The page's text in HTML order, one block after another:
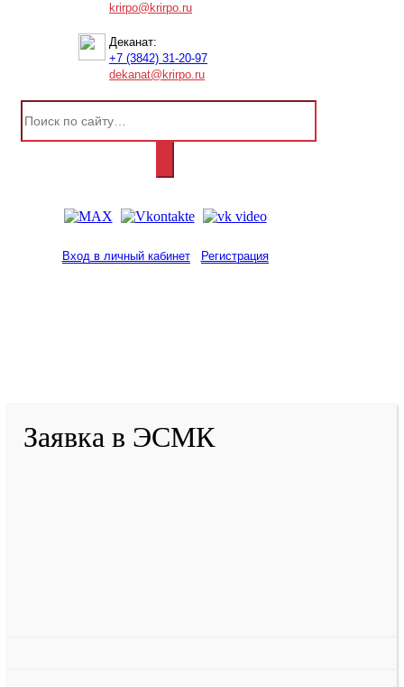
krirpo@krirpo.ru
Деканат:
+7 (3842) 31-20-97
dekanat@krirpo.ru
Вход в личный кабинет Регистрация
Заявка в ЭСМК